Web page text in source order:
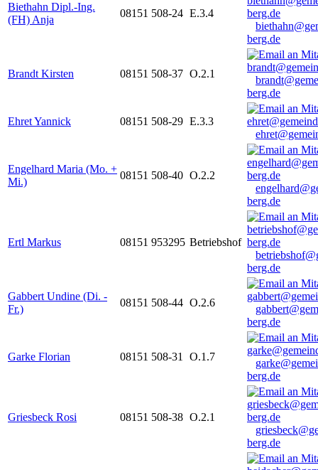
Biethahn Dipl.-Ing.
(FH) Anja
08151 508-24 E.3.4
berg.de
Brandt Kirsten 08151 508-37 O.2.1
berg.de
Ehret Yannick 08151 508-29 E.3.3
Engelhard Maria (Mo. +
Mi.)
08151 508-40 O.2.2
berg.de
Ertl Markus 08151 953295 Betriebshof
berg.de
Gabbert Undine (Di. -
Fr.)
08151 508-44 O.2.6
berg.de
Garke Florian 08151 508-31 O.1.7
berg.de
Griesbeck Rosi 08151 508-38 O.2.1
berg.de